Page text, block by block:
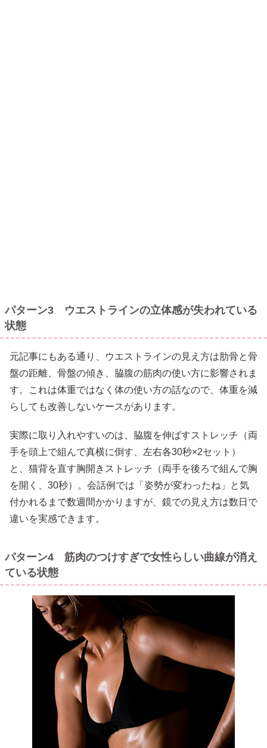
パターン3 ウエストラインの立体感が失われている
状態
元記事にもある通り、ウエストラインの見え方は肋骨と骨
盤の距離、骨盤の傾き、脇腹の筋肉の使い方に影響されま
す。これは体重ではなく体の使い方の話なので、体重を減
らしても改善しないケースがあります。
実際に取り入れやすいのは、脇腹を伸ばすストレッチ（両
手を頭上で組んで真横に倒す、左右各30秒×2セット）
と、猫背を直す胸開きストレッチ（両手を後ろで組んで胸
を開く、30秒）。会話例では「姿勢が変わったね」と気
付かれるまで数週間かかりますが、鏡での見え方は数日で
違いを実感できます。
パターン4 筋肉のつけすぎで女性らしい曲線が消え
ている状態